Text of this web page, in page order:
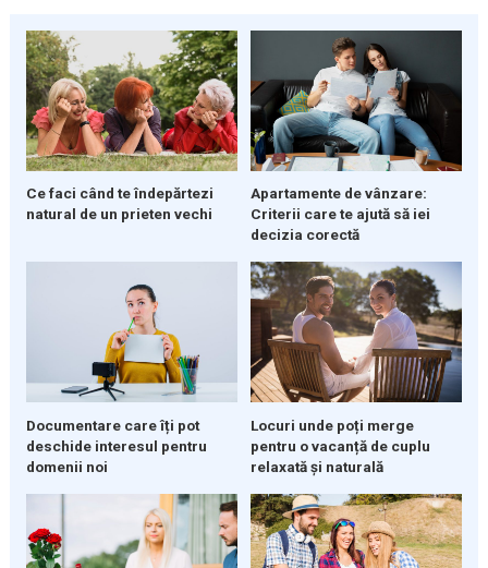
Ce faci când te îndepărtezi
natural de un prieten vechi
Apartamente de vânzare:
Criterii care te ajută să iei
decizia corectă
Documentare care îți pot
deschide interesul pentru
domenii noi
Locuri unde poți merge
pentru o vacanță de cuplu
relaxată și naturală